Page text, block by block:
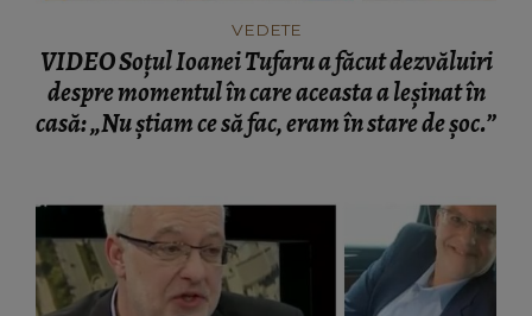
VEDETE
VIDEO Soțul Ioanei Tufaru a făcut dezvăluiri
despre momentul în care aceasta a leșinat în
casă: „Nu știam ce să fac, eram în stare de șoc.”